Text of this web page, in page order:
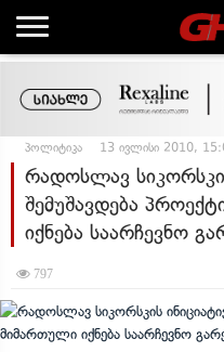
პოლიტიკა 13 ივლისი 2010,
რადოსლავ
შემუშავდება
იქნება საარჩევნო
797